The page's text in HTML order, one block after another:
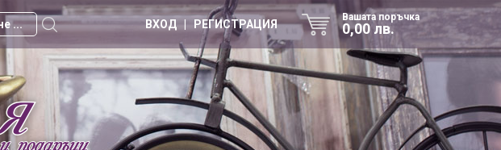
Вашата поръчка
0,00 лв.
ВХОД | РЕГИСТРАЦИЯ